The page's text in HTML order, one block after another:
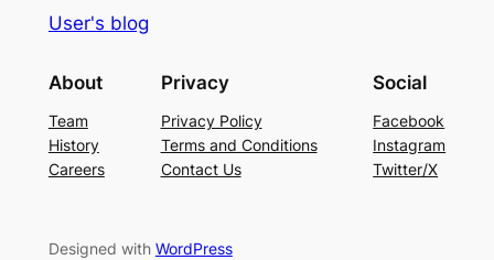
User's blog
About
Team
History
Careers
Privacy
Privacy Policy
Terms and Conditions
Contact Us
Social
Facebook
Instagram
Twitter/X
Designed with WordPress